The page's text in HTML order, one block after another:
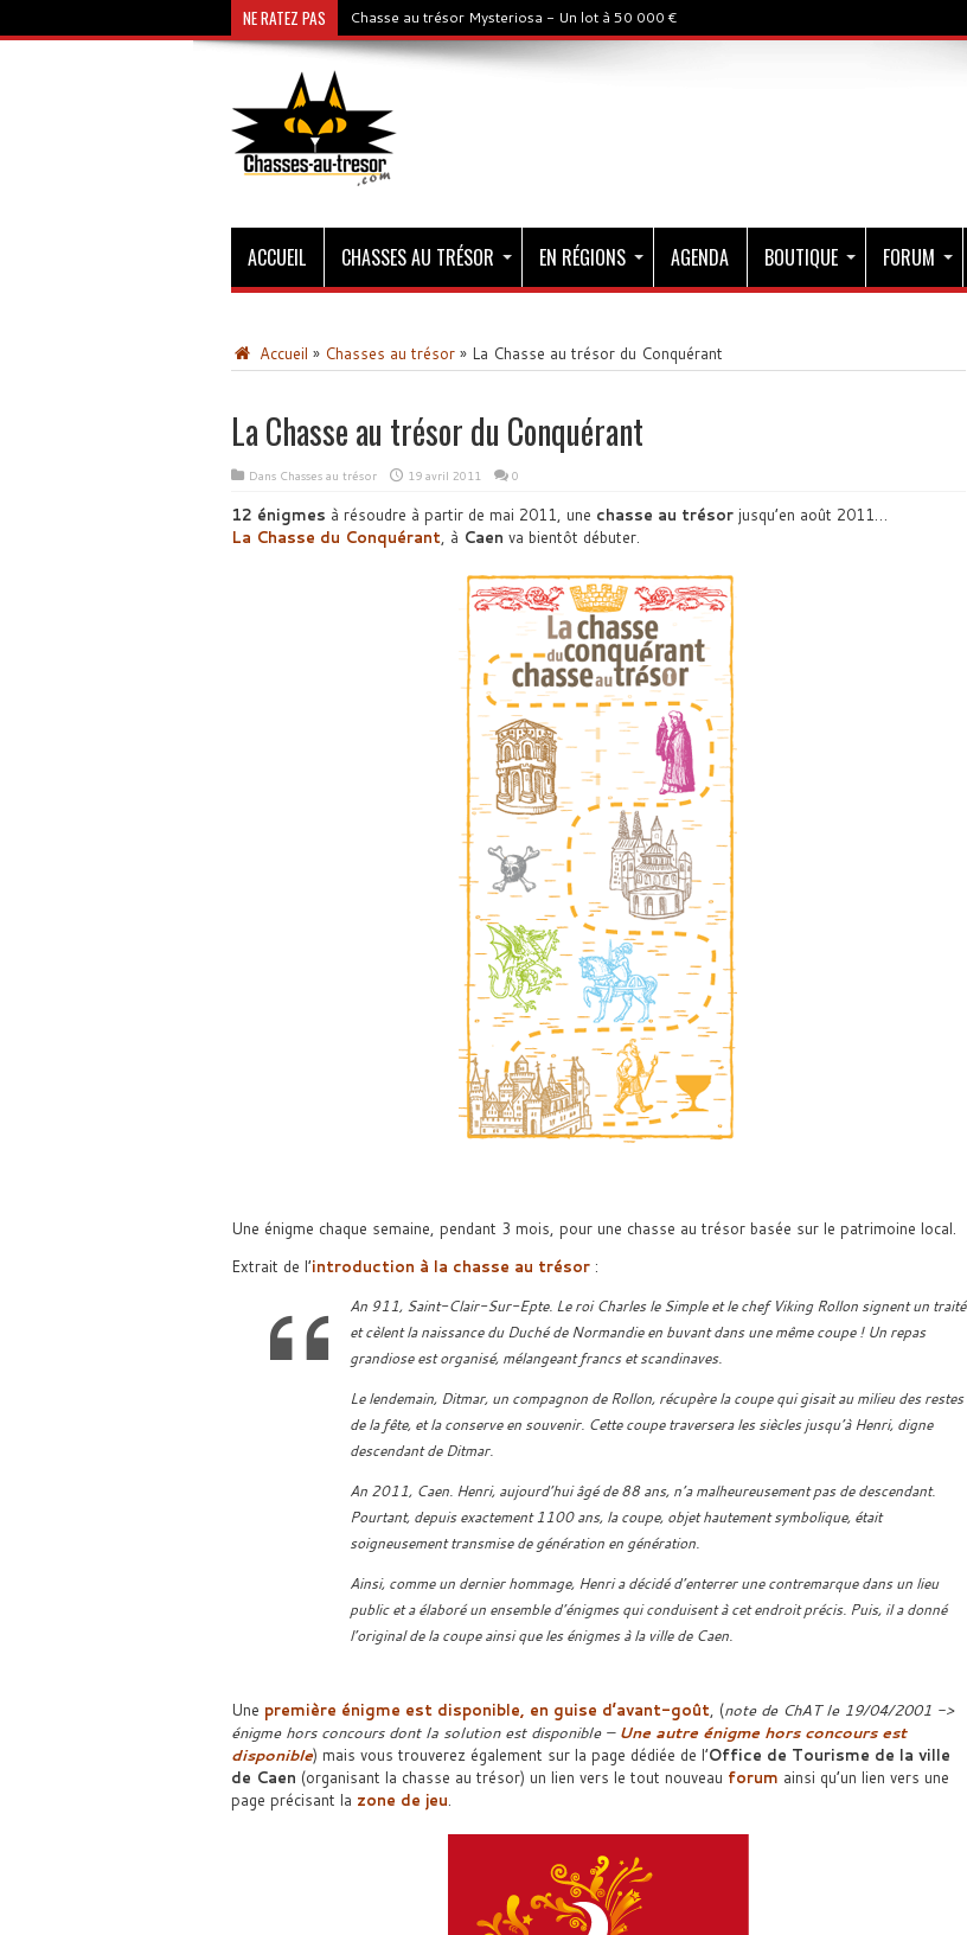
NE RATEZ PAS Chasse au trésor Mysteriosa - Un lot à 50 000 €
ACCUEIL CHASSES AU TRÉSOR EN RÉGIONS AGENDA BOUTIQUE FORUM
Accueil » Chasses au trésor » La Chasse au trésor du Conquérant
La Chasse au trésor du Conquérant
Dans Chasses au trésor 19 avril 2011 0
12 énigmes à résoudre à partir de mai 2011, une chasse au trésorjusqu’en août 2011…
La Chasse du Conquérant, à Caen va bientôt débuter.
Une énigme chaque semaine, pendant 3 mois, pour une chasse au trésor basée sur le patrimoine local.
Extrait de l’introduction à la chasse au trésor:
An 911, Saint-Clair-Sur-Epte. Le roi Charles le Simple et le chef Viking Rollon signent un traité
et cèlent la naissance du Duché de Normandie en buvant dans une même coupe ! Un repas
grandiose est organisé, mélangeant francs et scandinaves.
Le lendemain, Ditmar, un compagnon de Rollon, récupère la coupe qui gisait au milieu des restes
de la fête, et la conserve en souvenir. Cette coupe traversera les siècles jusqu’à Henri, digne
descendant de Ditmar.
An 2011, Caen. Henri, aujourd’hui âgé de 88 ans, n’a malheureusement pas de descendant.
Pourtant, depuis exactement 1100 ans, la coupe, objet hautement symbolique, était
soigneusement transmise de génération en génération.
Ainsi, comme un dernier hommage, Henri a décidé d’enterrer une contremarque dans un lieu
public et a élaboré un ensemble d’énigmes qui conduisent à cet endroit précis. Puis, il a donné
l’original de la coupe ainsi que les énigmes à la ville de Caen.
Une première énigme est disponible, en guise d’avant-goût, (note de ChAT le 19/04/2001 ->
énigme hors concours dont la solution est disponible – Une autre énigme hors concours est
disponible) mais vous trouverez également sur la page dédiée de l’Office de Tourisme de la ville
de Caen (organisant la chasse au trésor) un lien vers le tout nouveau forum ainsi qu’un lien vers une
page précisant la zone de jeu.